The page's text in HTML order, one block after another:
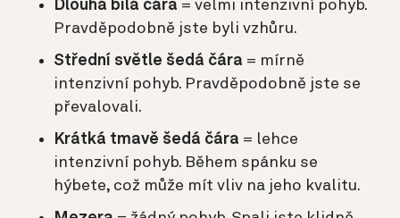
Dlouhá bílá čára = velmi intenzivní pohyb.
Pravděpodobně jste byli vzhůru.
Střední světle šedá čára = mírně
intenzivní pohyb. Pravděpodobně jste se
převalovali.
Krátká tmavě šedá čára = lehce
intenzivní pohyb. Během spánku se
hýbete, což může mít vliv na jeho kvalitu.